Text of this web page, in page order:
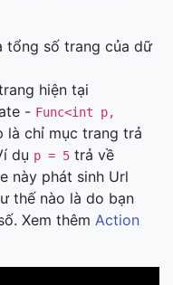
tổng số trang của dữ
hiện tại
- Func<int p,
là chỉ mục trang trả
dụ p = 5 trả về
này phát sinh Url
thế nào là do bạn
Xem thêm Action